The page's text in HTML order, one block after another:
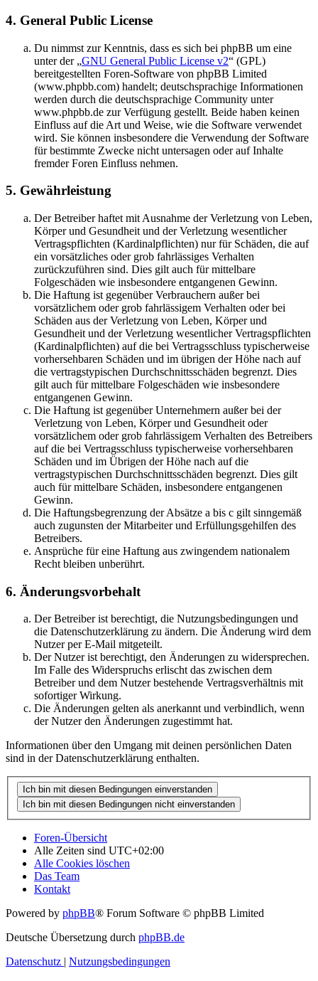
4. General Public License
Du nimmst zur Kenntnis, dass es sich bei phpBB um eine
unter der „GNU General Public License v2“ (GPL)
bereitgestellten Foren-Software von phpBB Limited
(www.phpbb.com) handelt; deutschsprachige Informationen
werden durch die deutschsprachige Community unter
www.phpbb.de zur Verfügung gestellt. Beide haben keinen
Einfluss auf die Art und Weise, wie die Software verwendet
wird. Sie können insbesondere die Verwendung der Software
für bestimmte Zwecke nicht untersagen oder auf Inhalte
fremder Foren Einfluss nehmen.
5. Gewährleistung
Der Betreiber haftet mit Ausnahme der Verletzung von Leben,
Körper und Gesundheit und der Verletzung wesentlicher
Vertragspflichten (Kardinalpflichten) nur für Schäden, die auf
ein vorsätzliches oder grob fahrlässiges Verhalten
zurückzuführen sind. Dies gilt auch für mittelbare
Folgeschäden wie insbesondere entgangenen Gewinn.
Die Haftung ist gegenüber Verbrauchern außer bei
vorsätzlichem oder grob fahrlässigem Verhalten oder bei
Schäden aus der Verletzung von Leben, Körper und
Gesundheit und der Verletzung wesentlicher Vertragspflichten
(Kardinalpflichten) auf die bei Vertragsschluss typischerweise
vorhersehbaren Schäden und im übrigen der Höhe nach auf
die vertragstypischen Durchschnittsschäden begrenzt. Dies
gilt auch für mittelbare Folgeschäden wie insbesondere
entgangenen Gewinn.
Die Haftung ist gegenüber Unternehmern außer bei der
Verletzung von Leben, Körper und Gesundheit oder
vorsätzlichem oder grob fahrlässigem Verhalten des Betreibers
auf die bei Vertragsschluss typischerweise vorhersehbaren
Schäden und im Übrigen der Höhe nach auf die
vertragstypischen Durchschnittsschäden begrenzt. Dies gilt
auch für mittelbare Schäden, insbesondere entgangenen
Gewinn.
Die Haftungsbegrenzung der Absätze a bis c gilt sinngemäß
auch zugunsten der Mitarbeiter und Erfüllungsgehilfen des
Betreibers.
Ansprüche für eine Haftung aus zwingendem nationalem
Recht bleiben unberührt.
6. Änderungsvorbehalt
Der Betreiber ist berechtigt, die Nutzungsbedingungen und
die Datenschutzerklärung zu ändern. Die Änderung wird dem
Nutzer per E-Mail mitgeteilt.
Der Nutzer ist berechtigt, den Änderungen zu widersprechen.
Im Falle des Widerspruchs erlischt das zwischen dem
Betreiber und dem Nutzer bestehende Vertragsverhältnis mit
sofortiger Wirkung.
Die Änderungen gelten als anerkannt und verbindlich, wenn
der Nutzer den Änderungen zugestimmt hat.
Informationen über den Umgang mit deinen persönlichen Daten
sind in der Datenschutzerklärung enthalten.
Foren-Übersicht
Alle Zeiten sind UTC+02:00
Alle Cookies löschen
Das Team
Kontakt
Powered by phpBB® Forum Software © phpBB Limited
Deutsche Übersetzung durch phpBB.de
Datenschutz | Nutzungsbedingungen